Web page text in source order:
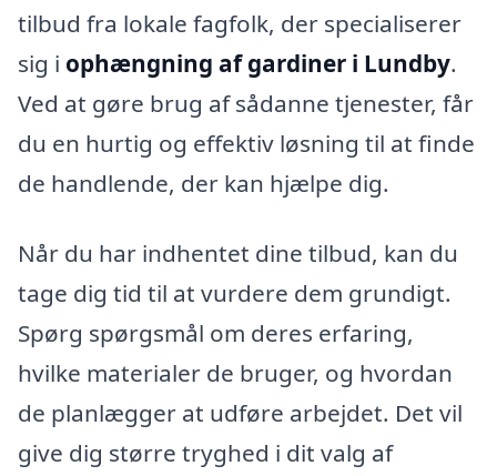
tilbud fra lokale fagfolk, der specialiserer
sig i ophængning af gardiner i Lundby.
Ved at gøre brug af sådanne tjenester, får
du en hurtig og effektiv løsning til at finde
de handlende, der kan hjælpe dig.
Når du har indhentet dine tilbud, kan du
tage dig tid til at vurdere dem grundigt.
Spørg spørgsmål om deres erfaring,
hvilke materialer de bruger, og hvordan
de planlægger at udføre arbejdet. Det vil
give dig større tryghed i dit valg af